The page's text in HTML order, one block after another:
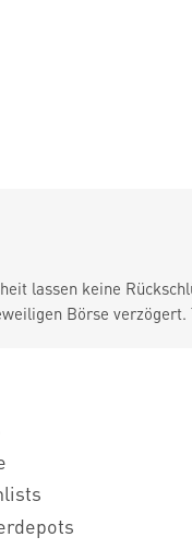
lassen keine
Börse verzögert.